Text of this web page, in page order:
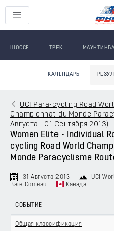
ШОССЕ ТРЕК
КАЛЕНДАРЬ
UCI Para-cycling Road
Championnat du Monde
Августа - 01 Сентября 2013)
Women Elite - Individual
cycling Road World
Monde Paracyclisme
31 Августа 2013 UCI
Baie-Comeau
Канада
СОБЫТИЕ
Общая классификация